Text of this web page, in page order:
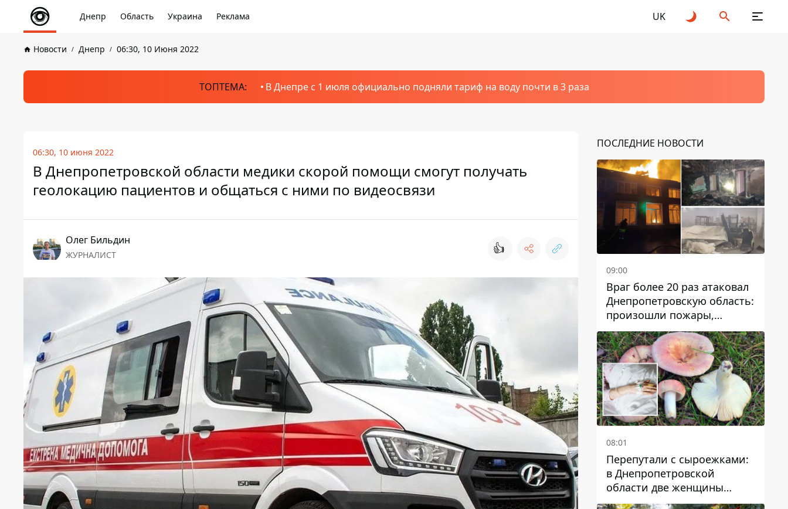
Днепр Область Украина Реклама UK
Новости Днепр 06:30, 10 Июня 2022
ТОПТЕМА: В Днепре с 1 июля официально подняли тариф на воду почти в 3 раза
06:30, 10 июня 2022
В Днепропетровской области медики скорой помощи смогут получать
геолокацию пациентов и общаться с ними по видеосвязи
Олег Бильдин
ЖУРНАЛИСТ 👍
ПОСЛЕДНИЕ НОВОСТИ
09:00
Враг более 20 раз атаковал
Днепропетровскую область:
произошли пожары,
повреждены дома,
инфраструктура и авто
08:01
Перепутали с сыроежками:
в Днепропетровской
области две женщины
отравились грибами